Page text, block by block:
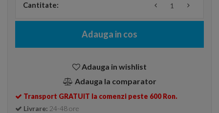
Cantitate:
Adauga in cos
Adauga in wishlist
Adauga la comparator
Transport GRATUIT la comenzi peste 600 Ron.
Livrare: 24-48 ore